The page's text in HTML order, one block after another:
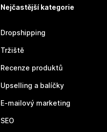
Nejčastější kategorie
Dropshipping
Tržiště
Recenze produktů
Upselling a balíčky
E-mailový marketing
SEO